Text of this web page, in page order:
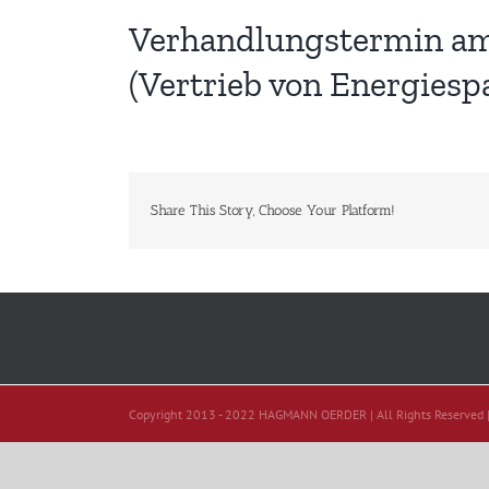
Verhandlungstermin am
(Vertrieb von
Share This Story, Choose Your Platform!
Copyright 2013 - 2022 HAGMANN OERDER | All Rights Reserved |